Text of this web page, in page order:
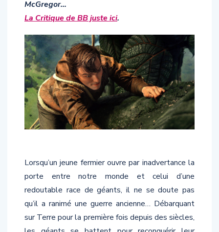
McGregor…
La Critique de BB juste ici.
Lorsqu’un jeune fermier ouvre par inadvertance la
porte entre notre monde et celui d’une
redoutable race de géants, il ne se doute pas
qu’il a ranimé une guerre ancienne… Débarquant
sur Terre pour la première fois depuis des siècles,